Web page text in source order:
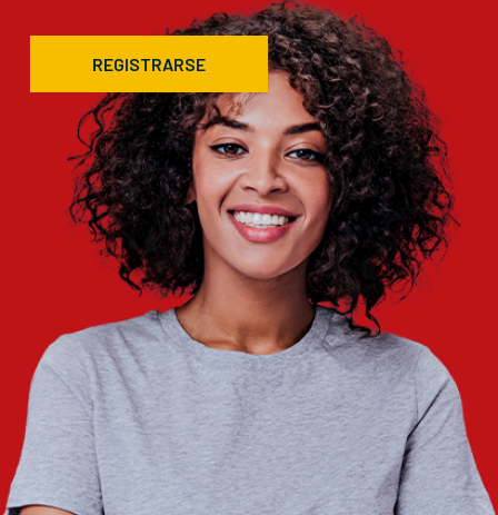
REGISTRARSE